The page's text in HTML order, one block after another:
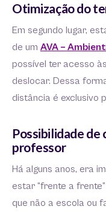
Otimização do
Em segundo lugar,
de um AVA –
possível ter acesso
deslocar. Dessa
distância é exclusivo
Possibilidade
professor
Há alguns anos, era
estar “frente a
que não a escola ou